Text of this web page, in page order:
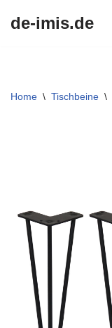
de-imis.de
Home \ Tischbeine \